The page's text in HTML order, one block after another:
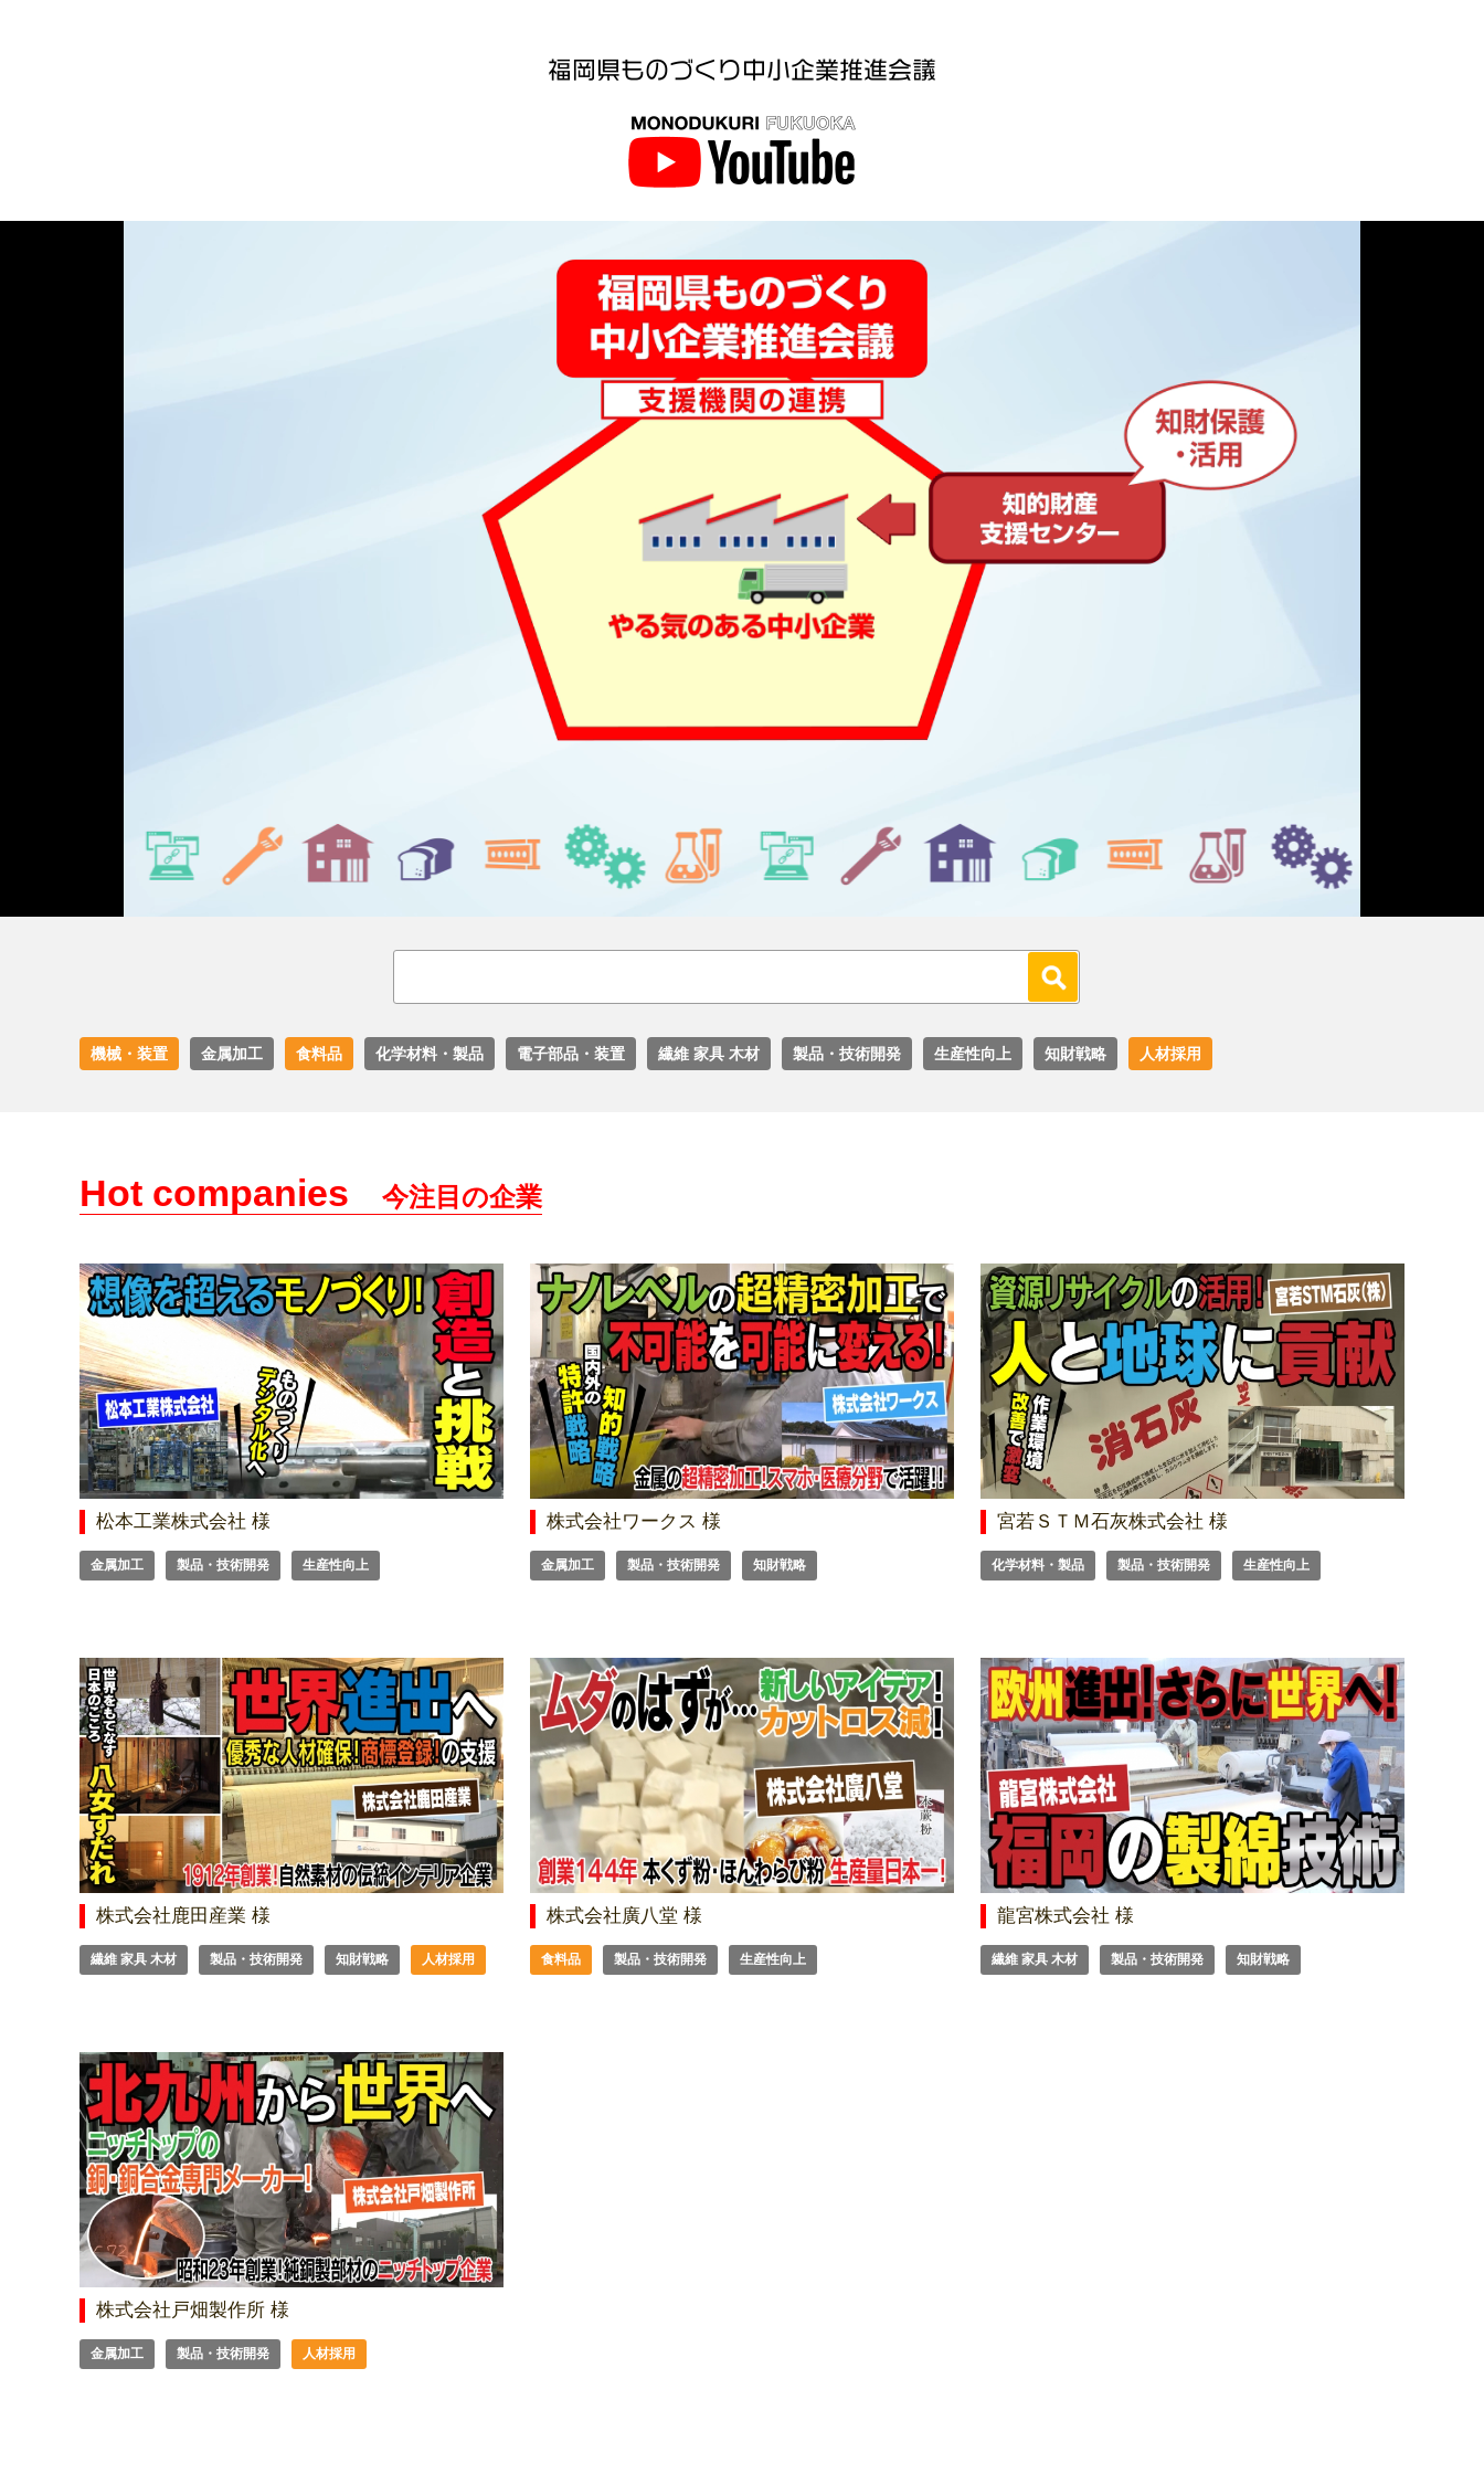
18.02%
機械・装置 金属加工 食料品 化学材料・製品 電子部品・装置 繊維 家具 木材 製品・技術開発 生産性向上 知財戦略 人材採用
Hot companies 今注目の企業
松本工業株式会社 様
金属加工 製品・技術開発 生産性向上
株式会社ワークス 様
金属加工 製品・技術開発 知財戦略
宮若ＳＴＭ石灰株式会社 様
化学材料・製品 製品・技術開発 生産性向上
株式会社鹿田産業 様
繊維 家具 木材 製品・技術開発 知財戦略 人材採用
株式会社廣八堂 様
食料品 製品・技術開発 生産性向上
龍宮株式会社 様
繊維 家具 木材 製品・技術開発 知財戦略
株式会社戸畑製作所 様
金属加工 製品・技術開発 人材採用